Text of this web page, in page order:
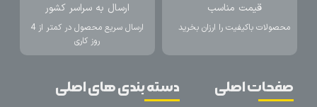
قیمت مناسب
محصولات باکیفیت را ارزان بخرید
ارسال به سراسر کشور
ارسال سریع محصول در کمتر از 4
روز کاری
صفحات اصلی دسته بندی های اصلی